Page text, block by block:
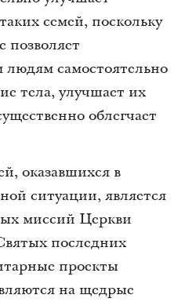
семей, поскольку
позволяет
самостоятельно
тела, улучшает их
облегчает
оказавшихся в
ситуации, является
миссий Церкви
последних
проекты
на щедрые